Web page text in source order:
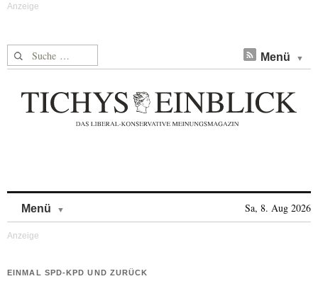
Suche nach: Menü
Menü Sa, 8. Aug 2026
EINMAL SPD-KPD UND ZURÜCK